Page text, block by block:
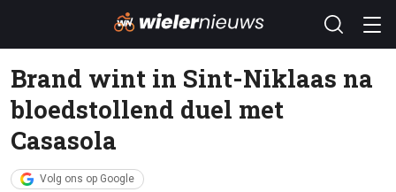
Brand wint in Sint-Niklaas na
bloedstollend duel met
Casasola
Volg ons op Google